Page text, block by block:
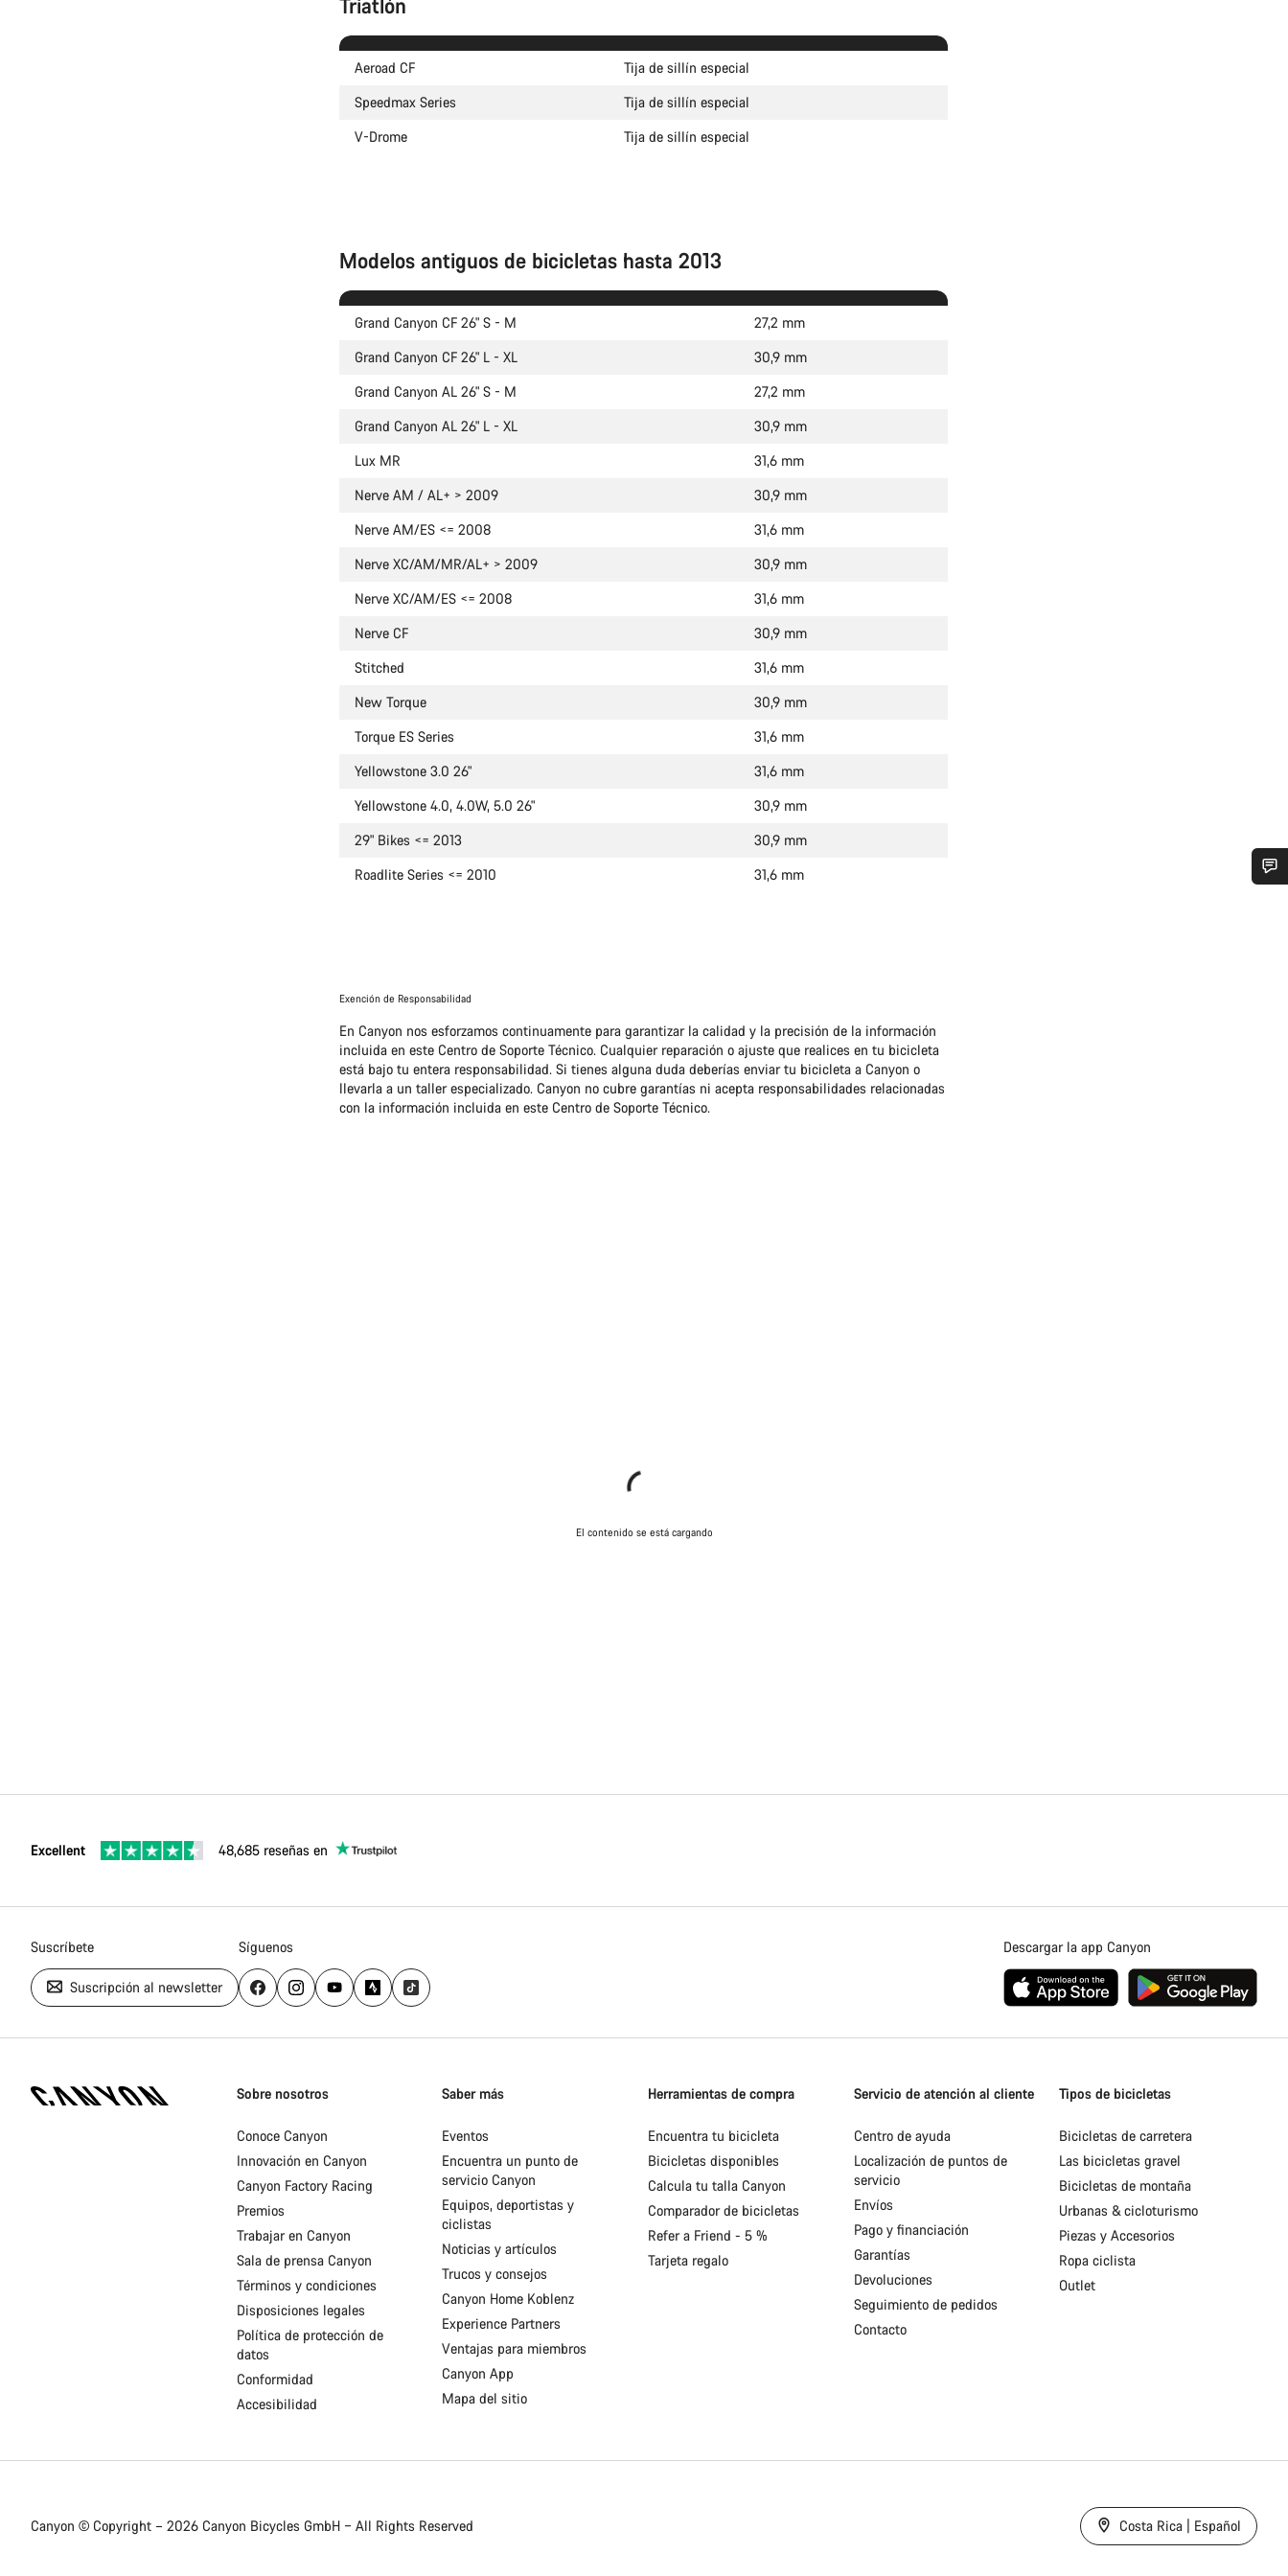
Aeroad CF
Tija de sillín especial
Speedmax Series
Tija de sillín especial
V-Drome
Tija de sillín especial
Modelos antiguos de bicicletas hasta 2013
Grand Canyon CF 26" S - M
27,2 mm
Grand Canyon CF 26" L - XL
30,9 mm
Grand Canyon AL 26" S - M
27,2 mm
Grand Canyon AL 26" L - XL
30,9 mm
Lux MR
31,6 mm
Nerve AM / AL+ > 2009
30,9 mm
Nerve AM/ES <= 2008
31,6 mm
Nerve XC/AM/MR/AL+ > 2009
30,9 mm
Nerve XC/AM/ES <= 2008
31,6 mm
Nerve CF
30,9 mm
Stitched
31,6 mm
New Torque
30,9 mm
Torque ES Series
31,6 mm
Yellowstone 3.0 26"
31,6 mm
Yellowstone 4.0, 4.0W, 5.0 26"
30,9 mm
29" Bikes <= 2013
30,9 mm
Roadlite Series <= 2010
31,6 mm
Exención de Responsabilidad
En Canyon nos esforzamos continuamente para garantizar la calidad y la precisión de la información
incluida en este Centro de Soporte Técnico. Cualquier reparación o ajuste que realices en tu bicicleta
está bajo tu entera responsabilidad. Si tienes alguna duda deberías enviar tu bicicleta a Canyon o
llevarla a un taller especializado. Canyon no cubre garantías ni acepta responsabilidades relacionadas
con la información incluida en este Centro de Soporte Técnico.
El contenido se está cargando
Excellent 48,685 reseñas en
Suscríbete
Suscripción al newsletter
Síguenos Descargar la app Canyon
Homepage
Sobre nosotros
Conoce Canyon
Innovación en Canyon
Canyon Factory Racing
Premios
Trabajar en Canyon
Sala de prensa Canyon
Términos y condiciones
Disposiciones legales
Política de protección de
datos
Conformidad
Accesibilidad
Saber más
Eventos
Encuentra un punto de
servicio Canyon
Equipos, deportistas y
ciclistas
Noticias y artículos
Trucos y consejos
Canyon Home Koblenz
Experience Partners
Ventajas para miembros
Canyon App
Mapa del sitio
Herramientas de compra
Encuentra tu bicicleta
Bicicletas disponibles
Calcula tu talla Canyon
Comparador de bicicletas
Refer a Friend - 5 %
Tarjeta regalo
Servicio de atención al cliente
Centro de ayuda
Localización de puntos de
servicio
Envíos
Pago y financiación
Garantías
Devoluciones
Seguimiento de pedidos
Contacto
Tipos de bicicletas
Bicicletas de carretera
Las bicicletas gravel
Bicicletas de montaña
Urbanas & cicloturismo
Piezas y Accesorios
Ropa ciclista
Outlet
Canyon © Copyright – 2026 Canyon Bicycles GmbH – All Rights Reserved Costa Rica | Español